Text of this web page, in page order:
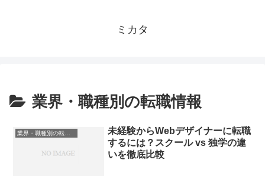
ミカタ
業界・職種別の転職情報
業界・職種別の転職情報
未経験からWebデザイナーに転職
するには？スクール vs 独学の違
いを徹底比較